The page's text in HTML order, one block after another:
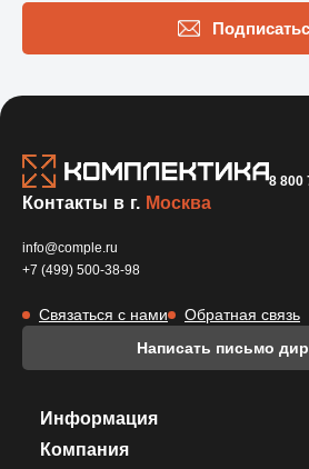
8 800
Написать письмо
Информация
Компания
Контакты в г. Москва
info@comple.ru
+7 (499) 500-38-98
Связаться с нами Обратная связь